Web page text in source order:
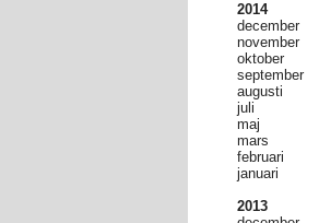
2014
december
november
oktober
september
augusti
juli
maj
mars
februari
januari
2013